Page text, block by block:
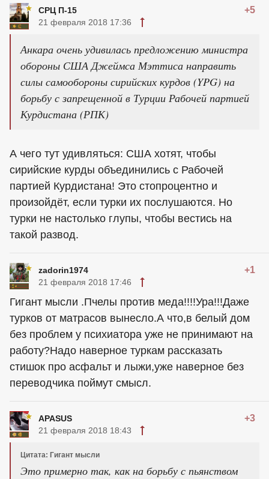
СРЦ П-15 +5
21 февраля 2018 17:36
Анкара очень удивилась предложению министра
обороны США Джеймса Мэттиса направить
силы самообороны сирийских курдов (YPG) на
борьбу с запрещенной в Турции Рабочей партией
Курдистана (РПК)
А чего тут удивляться: США хотят, чтобы
сирийские курды объединились с Рабочей
партией Курдистана! Это стопроцентно и
произойдёт, если турки их послушаются. Но
турки не настолько глупы, чтобы вестись на
такой развод.
zadorin1974 +1
21 февраля 2018 17:46
Гигант мысли .Пчелы против меда!!!!Ура!!!Даже
турков от матрасов вынесло.А что,в белый дом
без проблем у психиатора уже не принимают на
работу?Надо наверное туркам рассказать
стишок про асфальт и лыжи,уже наверное без
переводчика поймут смысл.
APASUS +3
21 февраля 2018 18:43
Цитата: Гигант мысли
Это примерно так, как на борьбу с пьянством